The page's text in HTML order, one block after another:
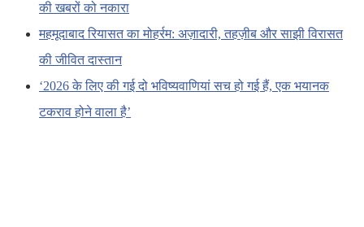
की खबरों को नकारा
महमूदाबाद रियासत का मोहर्रम: अज़ादारी, तहज़ीब और साझी विरासत
की जीवित दास्तान
‘2026 के लिए की गई दो भविष्यवाणियां सच हो गई हैं, एक भयानक
टकराव होने वाला है’